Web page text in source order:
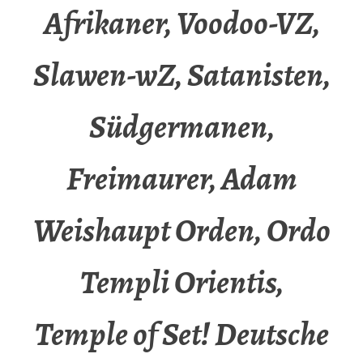
Afrikaner, Voodoo-VZ,
Slawen-wZ, Satanisten,
Südgermanen,
Freimaurer, Adam
Weishaupt Orden, Ordo
Templi Orientis,
Temple of Set! Deutsche